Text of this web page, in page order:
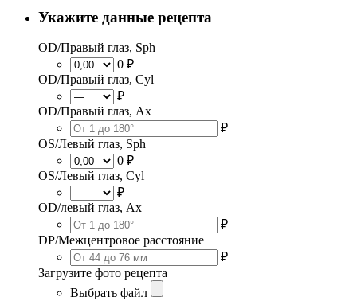
Укажите данные рецепта
OD/Правый глаз, Sph
0 ₽
OD/Правый глаз, Cyl
₽
OD/Правый глаз, Ax
₽
OS/Левый глаз, Sph
0 ₽
OS/Левый глаз, Cyl
₽
OD/левый глаз, Ax
₽
DP/Межцентровое расстояние
₽
Загрузите фото рецепта
Выбрать файл